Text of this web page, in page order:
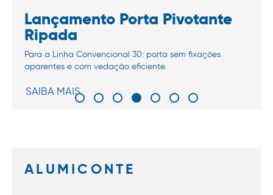
Lançamento Porta Pivotante
Ripada
Para a Linha Convencional 30: porta sem fixações
aparentes e com vedação eficiente.
SAIBA MAIS
ALUMICONTE